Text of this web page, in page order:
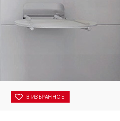
В ИЗБРАННОЕ